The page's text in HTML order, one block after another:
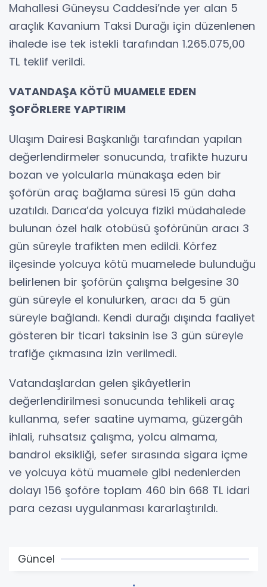
Mahallesi Güneysu Caddesi’nde yer alan 5
araçlık Kavanium Taksi Durağı için düzenlenen
ihalede ise tek istekli tarafından 1.265.075,00
TL teklif verildi.
VATANDAŞA KÖTÜ MUAMELE EDEN
ŞOFÖRLERE YAPTIRIM
Ulaşım Dairesi Başkanlığı tarafından yapılan
değerlendirmeler sonucunda, trafikte huzuru
bozan ve yolcularla münakaşa eden bir
şoförün araç bağlama süresi 15 gün daha
uzatıldı. Darıca’da yolcuya fiziki müdahalede
bulunan özel halk otobüsü şoförünün aracı 3
gün süreyle trafikten men edildi. Körfez
ilçesinde yolcuya kötü muamelede bulunduğu
belirlenen bir şoförün çalışma belgesine 30
gün süreyle el konulurken, aracı da 5 gün
süreyle bağlandı. Kendi durağı dışında faaliyet
gösteren bir ticari taksinin ise 3 gün süreyle
trafiğe çıkmasına izin verilmedi.
Vatandaşlardan gelen şikâyetlerin
değerlendirilmesi sonucunda tehlikeli araç
kullanma, sefer saatine uymama, güzergâh
ihlali, ruhsatsız çalışma, yolcu almama,
bandrol eksikliği, sefer sırasında sigara içme
ve yolcuya kötü muamele gibi nedenlerden
dolayı 156 şoföre toplam 460 bin 668 TL idari
para cezası uygulanması kararlaştırıldı.
Güncel